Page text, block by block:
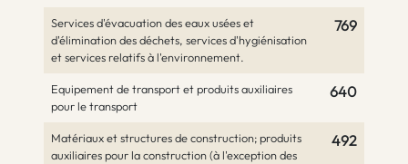
Services d'évacuation des eaux usées et
d'élimination des déchets, services d'hygiénisation
et services relatifs à l'environnement.
769
Equipement de transport et produits auxiliaires
pour le transport
640
Matériaux et structures de construction; produits
auxiliaires pour la construction (à l'exception des
492